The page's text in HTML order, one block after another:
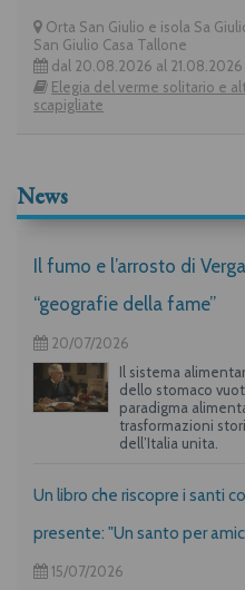
Orta San Giulio e isola Sa
San Giulio Casa Tallone
dal 20.08.2026 al 21.08.2026
Elegia del verme solitario e
scapigliate
News
Il fumo e l’arrosto di
“geografie della fame”
20/07/2026
Il sistema
dello stomaco
paradigma
trasformazioni
dell’Italia unita.
Un libro che riscopre i santi
presente: "Un santo per
15/07/2026